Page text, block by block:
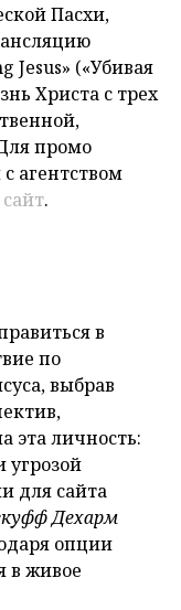
Пасхи,
Jesus» («Убивая
Христа с трех
промо
агентством
.
в
по
выбрав
эта личность:
угрозой
для сайта
Дехарм
опции
в живое